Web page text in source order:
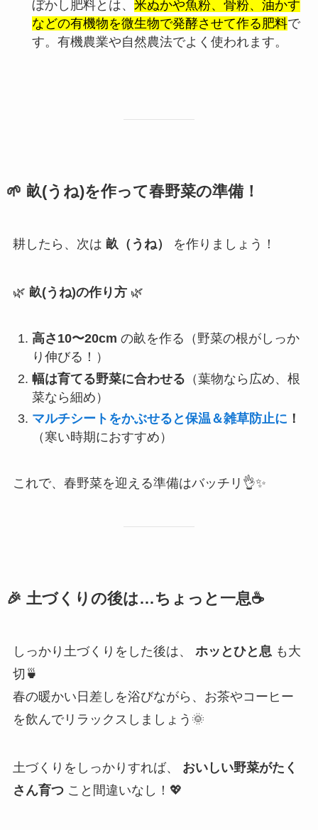
ぼかし肥料とは、 米ぬかや魚粉、骨粉、油かす
などの有機物を微生物で発酵させて作る肥料で
す。有機農業や自然農法でよく使われます。
🌱 畝(うね)を作って春野菜の準備！
耕したら、次は 畝（うね） を作りましょう！
🌿 畝(うね)の作り方🌿
高さ10〜20cm の畝を作る（野菜の根がしっか
り伸びる！）
幅は育てる野菜に合わせる （葉物なら広め、根
菜なら細め）
マルチシートをかぶせると保温＆雑草防止に ！
（寒い時期におすすめ）
これで、春野菜を迎える準備はバッチリ👌✨
🎉 土づくりの後は…ちょっと一息☕
しっかり土づくりをした後は、 ホッとひと息 も大
切🍵
春の暖かい日差しを浴びながら、お茶やコーヒー
を飲んでリラックスしましょう🌞
土づくりをしっかりすれば、 おいしい野菜がたく
さん育つこと間違いなし！💖